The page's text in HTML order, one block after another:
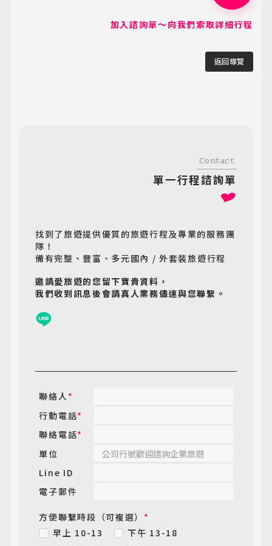
返回導覽
加入諮詢單～向我們索取詳細行程
找到了旅遊提供優質的旅遊行程及專業的服務團
隊！
備有完整、豐富、多元國內 / 外套裝旅遊行程
邀請愛旅遊的您留下寶貴資料，
我們收到訊息後會請真人業務儘速與您聯繫。
Contact
單一行程諮詢單
聯絡人*
行動電話*
聯絡電話*
單位
Line ID
電子郵件
方便聯繫時段（可複選） *
早上 10-13
下午 13-18